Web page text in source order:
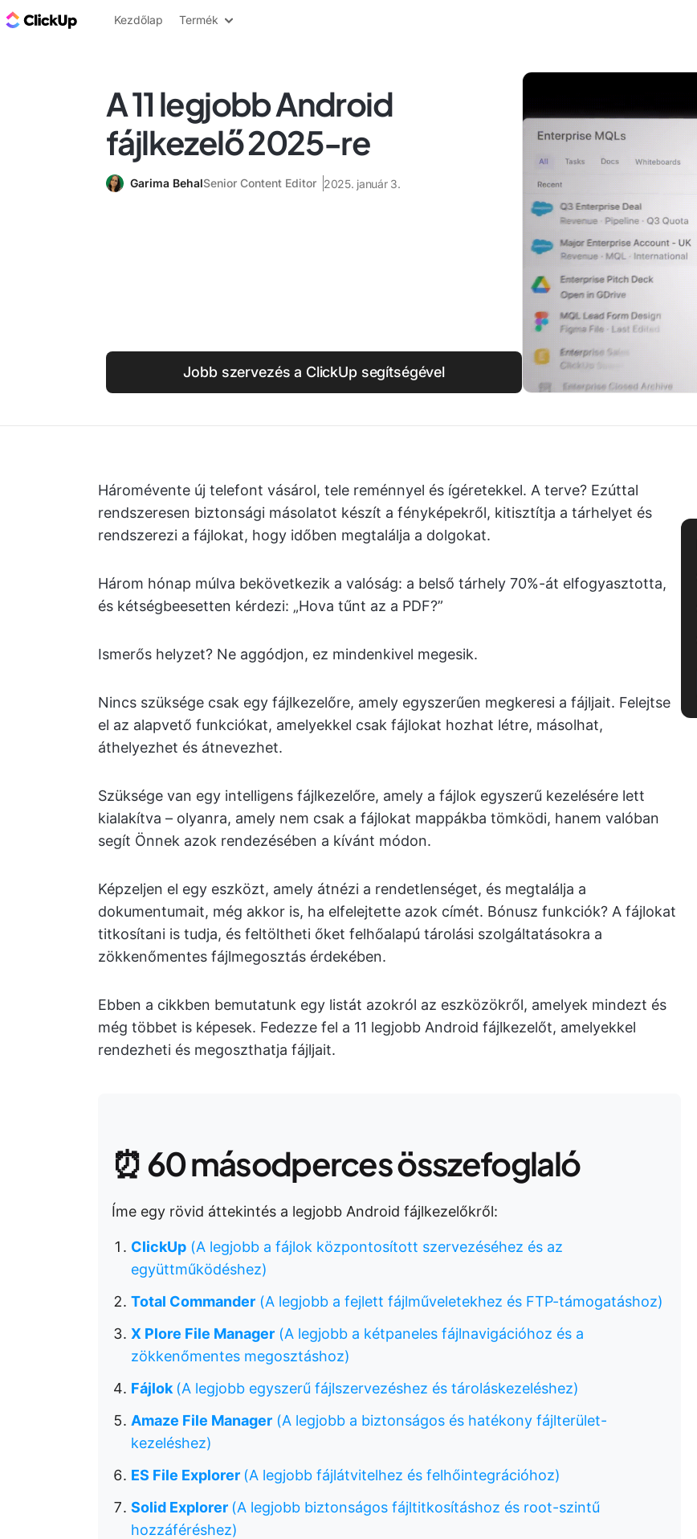
ClickUp blog
Kezdőlap Termék
A 11 legjobb Android
fájlkezelő 2025-re
Garima BehalSenior Content Editor 2025. január 3.
Jobb szervezés a ClickUp segítségével
Háromévente új telefont vásárol, tele reménnyel és ígéretekkel. A terve? Ezúttal
rendszeresen biztonsági másolatot készít a fényképekről, kitisztítja a tárhelyet és
rendszerezi a fájlokat, hogy időben megtalálja a dolgokat.
Három hónap múlva bekövetkezik a valóság: a belső tárhely 70%-át elfogyasztotta,
és kétségbeesetten kérdezi: „Hova tűnt az a PDF?”
Ismerős helyzet? Ne aggódjon, ez mindenkivel megesik.
Nincs szüksége csak egy fájlkezelőre, amely egyszerűen megkeresi a fájljait. Felejtse
el az alapvető funkciókat, amelyekkel csak fájlokat hozhat létre, másolhat,
áthelyezhet és átnevezhet.
Szüksége van egy intelligens fájlkezelőre, amely a fájlok egyszerű kezelésére lett
kialakítva – olyanra, amely nem csak a fájlokat mappákba tömködi, hanem valóban
segít Önnek azok rendezésében a kívánt módon.
Képzeljen el egy eszközt, amely átnézi a rendetlenséget, és megtalálja a
dokumentumait, még akkor is, ha elfelejtette azok címét. Bónusz funkciók? A fájlokat
titkosítani is tudja, és feltöltheti őket felhőalapú tárolási szolgáltatásokra a
zökkenőmentes fájlmegosztás érdekében.
Ebben a cikkben bemutatunk egy listát azokról az eszközökről, amelyek mindezt és
még többet is képesek. Fedezze fel a 11 legjobb Android fájlkezelőt, amelyekkel
rendezheti és megoszthatja fájljait.
⏰ 60 másodperces összefoglaló
Íme egy rövid áttekintés a legjobb Android fájlkezelőkről:
ClickUp (A legjobb a fájlok központosított szervezéséhez és az
együttműködéshez)
Total Commander (A legjobb a fejlett fájlműveletekhez és FTP-támogatáshoz)
X Plore File Manager (A legjobb a kétpaneles fájlnavigációhoz és a
zökkenőmentes megosztáshoz)
Fájlok (A legjobb egyszerű fájlszervezéshez és tároláskezeléshez)
Amaze File Manager (A legjobb a biztonságos és hatékony fájlterület-
kezeléshez)
ES File Explorer (A legjobb fájlátvitelhez és felhőintegrációhoz)
Solid Explorer (A legjobb biztonságos fájltitkosításhoz és root-szintű
hozzáféréshez)